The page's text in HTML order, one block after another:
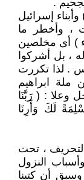
إسرائيل
، وأخطر ما
) أى مخلصين
، بل أشركوا
. لذا تكررت
ملة ابراهيم
وعلا : ( رَبَّنَا
لَكَ وَأَرِنَا
، تحت
النزول
أن كتبنا